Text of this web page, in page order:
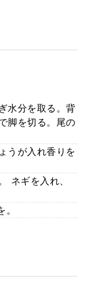
水分を取る。背
脚を切る。尾の
うが入れ香りを
ネギを入れ、